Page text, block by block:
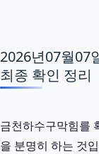
2026년07월07
최종 확인 정리
금천하수구막힘를
을 분명히 하는 것